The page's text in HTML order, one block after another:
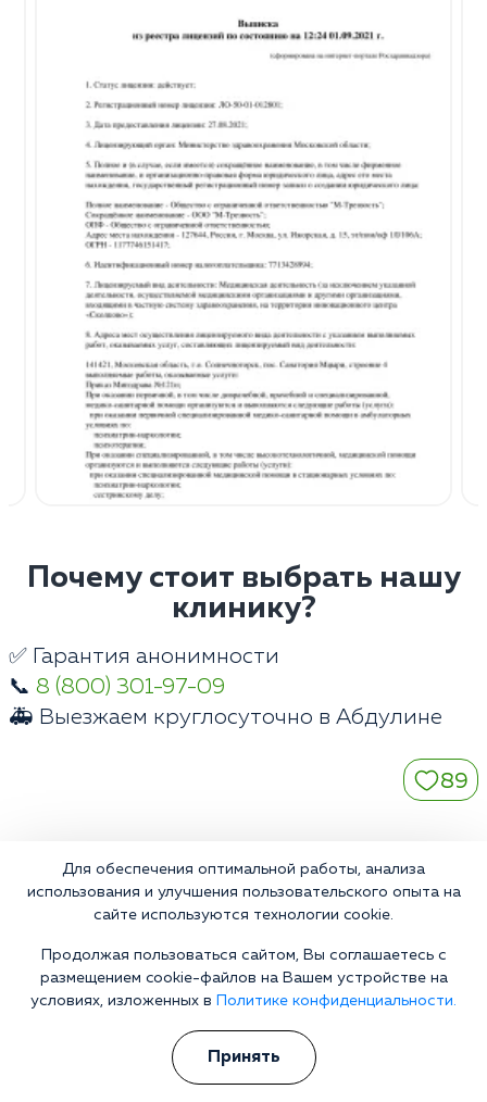
Почему стоит выбрать нашу
клинику?
✅ Гарантия анонимности
📞 8 (800) 301-97-09
🚑 Выезжаем круглосуточно в Абдулине
89
Контакты
8 (800) 301-97-09
E-mail:
abdulino@narkologiya24.clinic
Адрес:
Россия, Оренбургская область, Абдулино, Советская
Для обеспечения оптимальной работы, анализа
использования и улучшения пользовательского опыта на
сайте используются технологии cookie.
Продолжая пользоваться сайтом, Вы соглашаетесь с
размещением cookie-файлов на Вашем устройстве на
условиях, изложенных в
Политике конфиденциальности.
Принять